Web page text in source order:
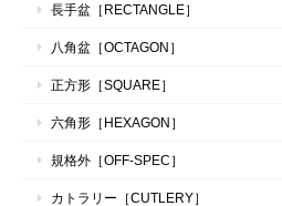
長手盆［RECTANGLE］
八角盆［OCTAGON］
正方形［SQUARE］
六角形［HEXAGON］
規格外［OFF-SPEC］
カトラリー［CUTLERY］